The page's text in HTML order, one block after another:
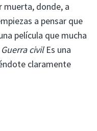
muerta, donde, a
a pensar que
película que mucha
Guerra civilEs una
claramente